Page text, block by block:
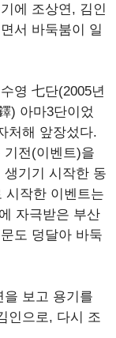
에 조상연, 김인
서 바둑붐이 일
영 七단(2005년
) 아마3단이었
처해 앞장섰다.
기전(이벤트)을
기기 시작한 동
시작한 이벤트는
자극받은 부산
도 덩달아 바둑
보고 용기를
인으로, 다시 조